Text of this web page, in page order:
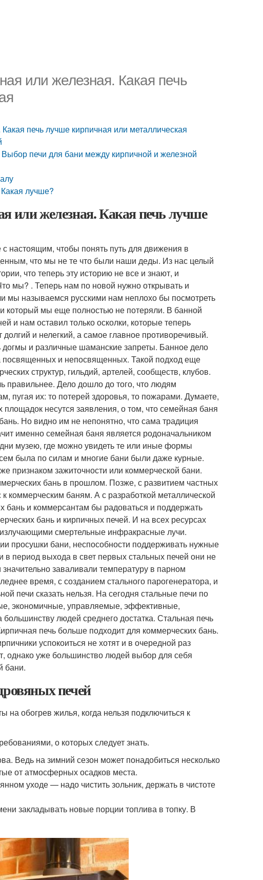
или железная. Какая печь
печь лучше кирпичная или металлическая
печи для бани между кирпичной и железной
лучше?
или железная. Какая печь лучше
настоящим, чтобы понять путь для движения в
что мы не те что были наши деды. Из нас целый
что теперь эту историю не все и знают, и
мы? . Теперь нам по новой нужно открывать и
мы называемся русскими нам неплохо бы посмотреть
который мы еще полностью не потеряли. В банной
и нам оставил только осколки, которые теперь
и нелегкий, а самое главное противоречивый.
и различные шаманские запреты. Банное дело
посвященных и непосвященных. Такой подход еще
структур, гильдий, артелей, сообществ, клубов.
правильнее. Дело дошло до того, что людям
пугая их: то потерей здоровья, то пожарами. Думаете,
несутся заявления, о том, что семейная баня
Но видно им не непонятно, что сама традиция
именно семейная баня является родоначальником
музею, где можно увидеть те или иные формы
была по силам и многие бани были даже курные.
признаком зажиточности или коммерческой бани.
бань в прошлом. Позже, с развитием частных
коммерческим баням. А с разработкой металлической
бань и коммерсантам бы радоваться и поддержать
бань и кирпичных печей. И на всех ресурсах
смертельные инфракрасные лучи.
просушки бани, неспособности поддерживать нужные
период выхода в свет первых стальных печей они не
заваливали температуру в парном
время, с созданием стального парогенератора, и
печи сказать нельзя. На сегодня стальные печи по
экономичные, управляемые, эффективные,
людей среднего достатка. Стальная печь
печь больше подходит для коммерческих бань.
успокоиться не хотят и в очередной раз
однако уже большинство людей выбор для себя
бани.
печей
обогрев жилья, когда нельзя подключиться к
о которых следует знать.
Ведь на зимний сезон может понадобиться несколько
от атмосферных осадков места.
уходе — надо чистить зольник, держать в чистоте
закладывать новые порции топлива в топку. В